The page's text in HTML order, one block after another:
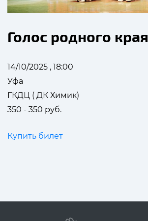
Голос родного края
14/10/2025 , 18:00
Уфа
ГКДЦ ( ДК Химик)
350 - 350 руб.
Купить билет